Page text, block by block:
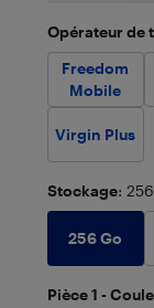
Opérateur de
Freedom
Mobile
Virgin Plus
Stockage:
256 Go
Pièce 1 -